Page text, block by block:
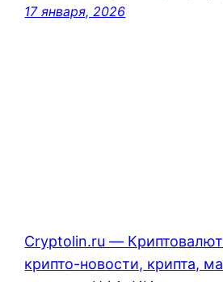
17 января, 2026
Cryptolin.ru —
крипто-новости, крипта,